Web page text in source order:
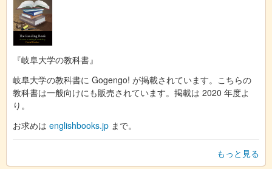
『岐阜大学の教科書』
岐阜大学の教科書に Gogengo! が掲載されています。こちらの
教科書は一般向けにも販売されています。掲載は 2020 年度よ
り。
お求めは englishbooks.jp まで。
もっと見る